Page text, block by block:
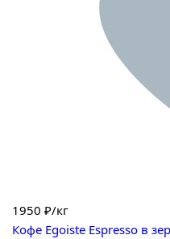
1950 ₽/кг
Кофе Egoiste Espresso в